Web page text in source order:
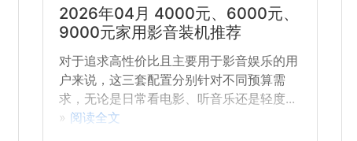
2026年04月 4000元、6000元、
9000元家用影音装机推荐
对于追求高性价比且主要用于影音娱乐的用
户来说，这三套配置分别针对不同预算需
求，无论是日常看电影、听音乐还是轻度...
» 阅读全文